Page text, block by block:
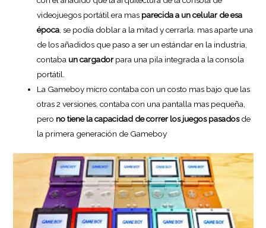
videojuegos portátil era mas parecida a un celular de esa
época , se podía doblar a la mitad y cerrarla. mas aparte una
de los añadidos que paso a ser un estándar en la industria,
contaba un cargadorpara una pila integrada a la consola
portátil.
La Gameboy micro contaba con un costo mas bajo que las
otras 2 versiones, contaba con una pantalla mas pequeña,
pero no tiene la capacidad de correr los juegos pasadosde
la primera generación de Gameboy